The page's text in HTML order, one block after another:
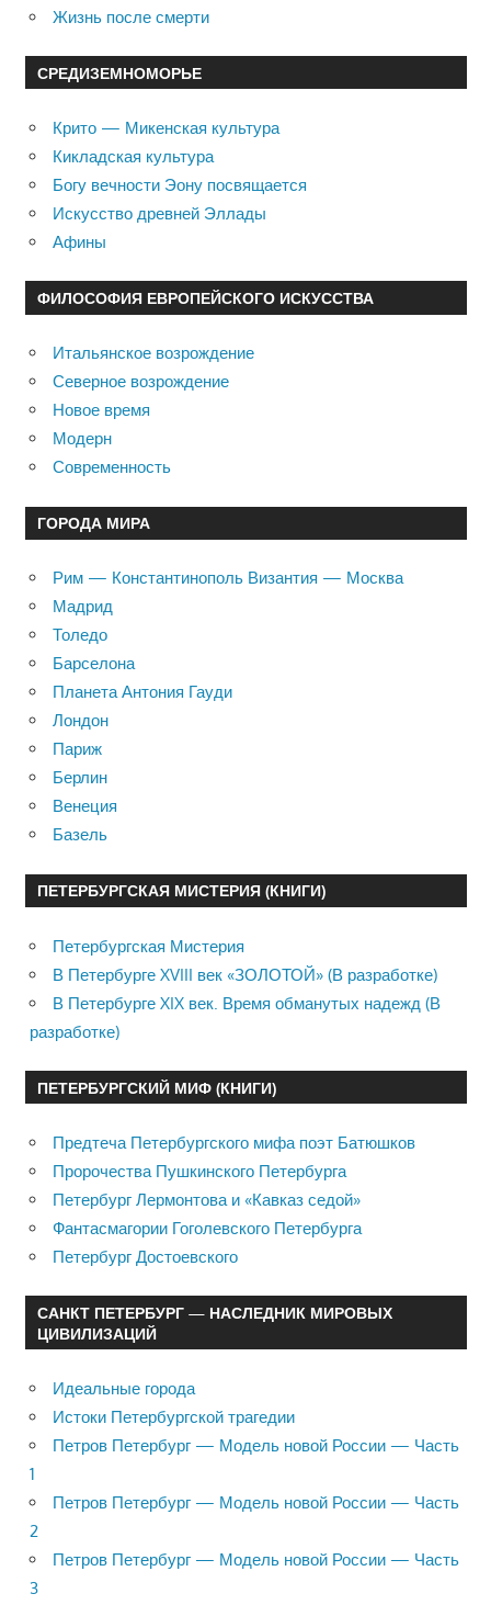
Жизнь после смерти
СРЕДИЗЕМНОМОРЬЕ
Крито — Микенская культура
Кикладская культура
Богу вечности Эону посвящается
Искусство древней Эллады
Афины
ФИЛОСОФИЯ ЕВРОПЕЙСКОГО ИСКУССТВА
Итальянское возрождение
Северное возрождение
Новое время
Модерн
Современность
ГОРОДА МИРА
Рим — Константинополь Византия — Москва
Мадрид
Толедо
Барселона
Планета Антония Гауди
Лондон
Париж
Берлин
Венеция
Базель
ПЕТЕРБУРГСКАЯ МИСТЕРИЯ (КНИГИ)
Петербургская Мистерия
В Петербурге XVIII век «ЗОЛОТОЙ» (В разработке)
В Петербурге XIX век. Время обманутых надежд (В
разработке)
ПЕТЕРБУРГСКИЙ МИФ (КНИГИ)
Предтеча Петербургского мифа поэт Батюшков
Пророчества Пушкинского Петербурга
Петербург Лермонтова и «Кавказ седой»
Фантасмагории Гоголевского Петербурга
Петербург Достоевского
САНКТ ПЕТЕРБУРГ — НАСЛЕДНИК МИРОВЫХ
ЦИВИЛИЗАЦИЙ
Идеальные города
Истоки Петербургской трагедии
Петров Петербург — Модель новой России — Часть
1
Петров Петербург — Модель новой России — Часть
2
Петров Петербург — Модель новой России — Часть
3